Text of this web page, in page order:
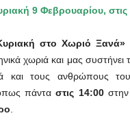
9 Φεβρουαρίου, στις
στο Χωριό Ξανά»
χωριά και μας συστήνει
και τους ανθρώπους
πάνταστις 14:00στην